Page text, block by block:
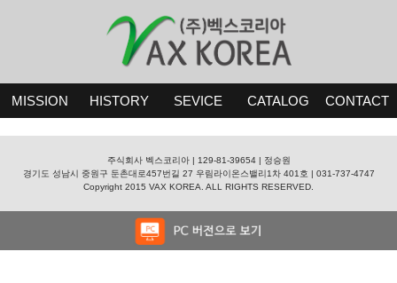
MISSION HISTORY SEVICE CATALOG CONTACT
주식회사 벡스코리아 | 129-81-39654 | 정승원
경기도 성남시 중원구 둔촌대로457번길 27 우림라이온스밸리1차 401호 | 031-737-4747
Copyright 2015 VAX KOREA. ALL RIGHTS RESERVED.